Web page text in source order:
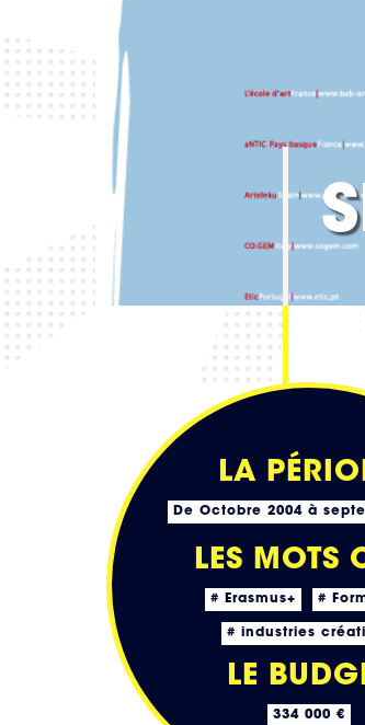
LA
De Octobre 2004 à
LES MOTS
# Erasmus+ #
# industries
LE
334 000 €